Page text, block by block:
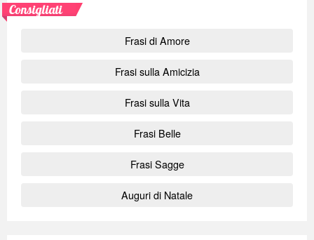
Consigliati
Frasi di Amore
Frasi sulla Amicizia
Frasi sulla Vita
Frasi Belle
Frasi Sagge
Auguri di Natale